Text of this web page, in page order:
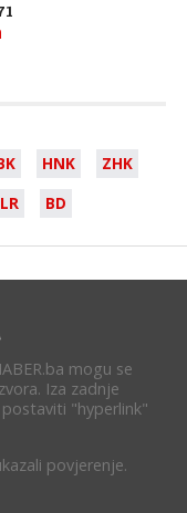
HNK
ZHK
BD
mogu se
Iza zadnje
"hyperlink"
povjerenje.